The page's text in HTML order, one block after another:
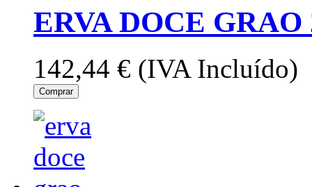
ERVA DOCE
142,44 € (IVA Incluído)
Comprar